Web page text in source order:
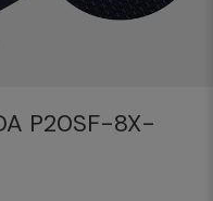
P20SF-8X-